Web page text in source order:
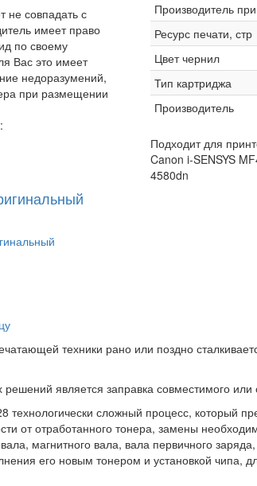
не совпадать с
имеет право
по своему
Вас это имеет
недоразумений,
при размещении
Производитель
Ресурс печати, стр
Цвет чернил
Тип картриджа
Производитель
Подходит для
Canon i-SENSYS
4580dn
техники рано или поздно
является заправка совместимого или
технологически сложный процесс, который
от отработанного тонера, замены
вала, магнитного вала, вала первичного
его новым тонером и установкой чипа,